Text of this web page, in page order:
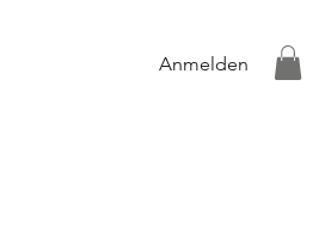
Anmelden